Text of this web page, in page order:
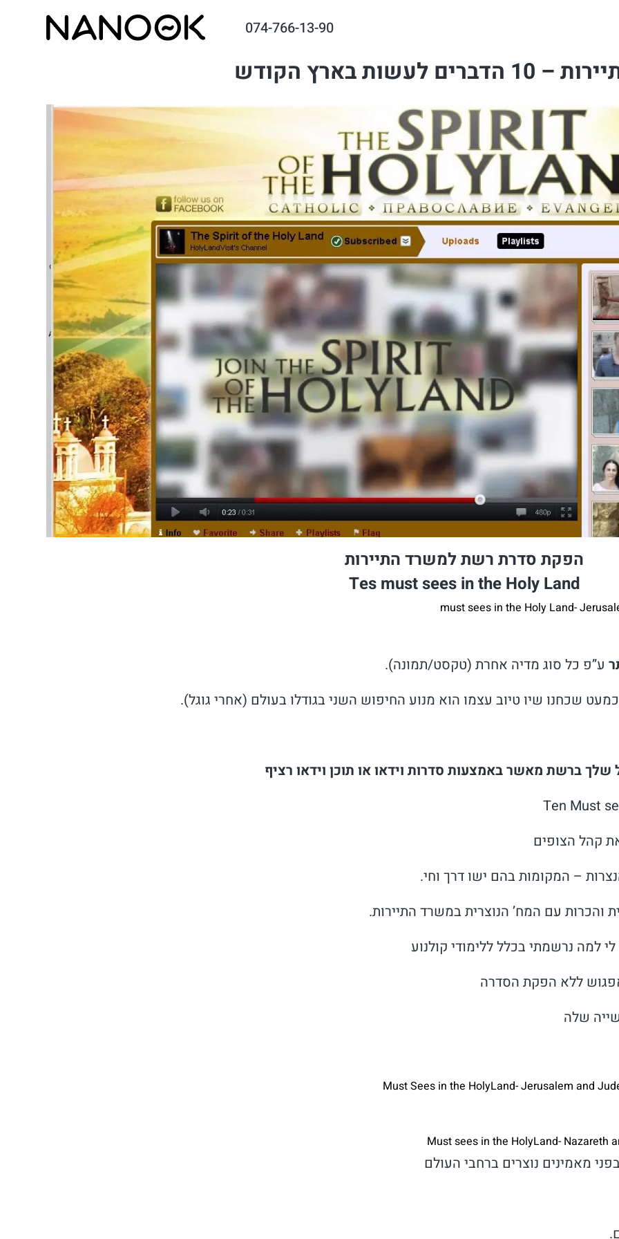
074-766-13-90
בארץ הקודש
הפקת סדרת רשת למשרד התיירות
Tes must sees in the Holy Land
ע”פ כל סוג מדיה אחרת (טקסט/תמונה).
שכחנו שיו טיוב עצמו הוא מנוע החיפוש השני בגודלו בעולם (אחרי גוגל).
שלך ברשת מאשר באמצעות סדרות וידאו או תוכן וידאו רציף
קהל הצופים
– המקומות בהם ישו דרך וחי.
עם המח’ הנוצרית במשרד התיירות.
למה נרשמתי בכלל ללימודי קולנוע
ללא הפקת הסדרה
שלה
מאמינים נוצרים ברחבי העולם